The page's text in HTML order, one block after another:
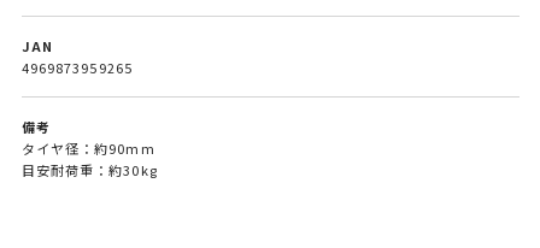
JAN
4969873959265
備考
タイヤ径：約90mm
目安耐荷重：約30kg